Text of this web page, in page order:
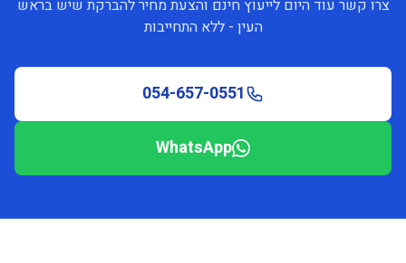
צרו קשר עוד היום לייעוץ חינם והצעת מחיר להברקת שיש בראש
העין - ללא התחייבות
054-657-0551
WhatsApp